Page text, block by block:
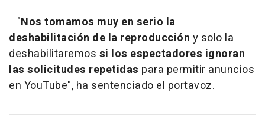
"Nos tomamos muy en serio la
deshabilitación de la reproducción y solo la
deshabilitaremos si los espectadores ignoran
las solicitudes repetidas para permitir anuncios
en YouTube", ha sentenciado el portavoz.